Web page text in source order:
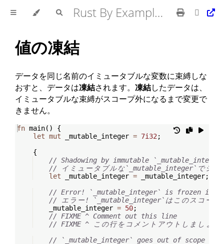
Rust By Example 日本語版
値の凍結
データを同じ名前のイミュータブルな変数に束縛しな
おすと、データは凍結されます。 凍結したデータは、
イミュータブルな束縛がスコープ外になるまで変更で
きません。
fn main( )
{
let mut _mutable_integer = 7i32 ;
{
// Shadowing by immutable
//
イ ミ ュ ー タ ブルな `_mutable_integer` で シ
let _mutable_integer = _mutable_integer;
// Error! `_mutable_integer` is frozen in
//
エ ラ ー! `_mutable_integer` は こ の ス コ ー
    _mutable_integer
= 50;
// FIXME ^ Comment out this line
// FIXME ^
こ の行 を コ メ ン ト ア ウ ト し ま し ょ
// `_mutable_integer` goes out of scope